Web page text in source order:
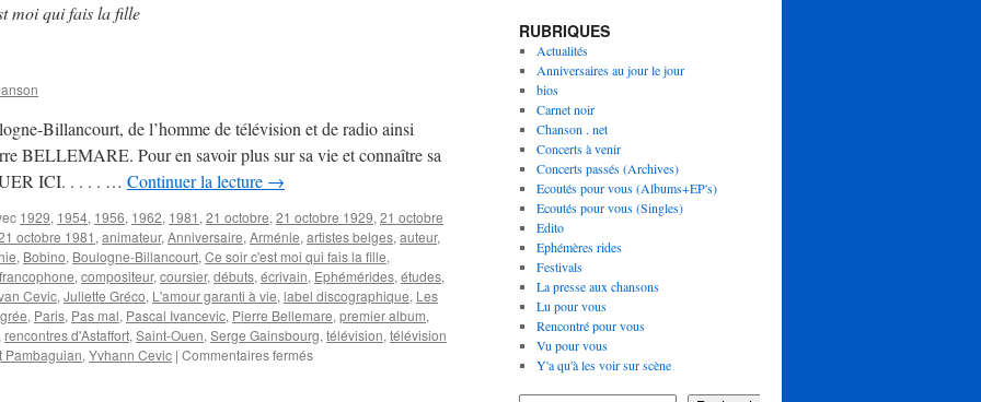
moi qui fais la fille
Billancourt, de l’homme de télévision et de radio ainsi
BELLEMARE. Pour en savoir plus sur sa vie et connaître sa
ICI. . . . . … Continuer la lecture →
1929, 1954, 1956, 1962, 1981 , 21 octobre, 21 octobre 1929, 21 octobre
octobre 1981 , animateur, Anniversaire, Arménie, artistes belges, auteur,
, Bobino, Boulogne-Billancourt, Ce soir c'est moi qui fais la fille,
, compositeur, coursier, débuts, écrivain, Ephémérides, études,
Cevic, Juliette Gréco, L'amour garanti à vie, label discographique, Les
, Paris, Pas mal, Pascal Ivancevic, Pierre Bellemare, premier album,
rencontres d'Astaffort, Saint-Ouen, Serge Gainsbourg, télévision, télévision
Pambaguian, Yvhann Cevic | Commentaires ferméssur
RUBRIQUES
Actualités
Anniversaires au jour le jour
bios
Carnet noir
Chanson . net
Concerts à venir
Concerts passés (Archives)
Ecoutés pour vous (Albums+EP's)
Ecoutés pour vous (Singles)
Edito
Ephémères rides
Festivals
La presse aux chansons
Lu pour vous
Rencontré pour vous
Vu pour vous
Y'a qu'à les voir sur scène